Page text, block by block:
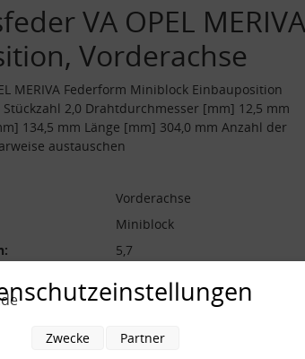
VA OPEL
Vorderachse
MERIVA Federform Miniblock Einbauposition
2,0 Drahtdurchmesser [mm] 12,5 mm
134,5 mm Länge [mm] 304,0 mm Anzahl der
austauschen
Vorderachse
Miniblock
5,7
12,5 mm
Zwecke Partner